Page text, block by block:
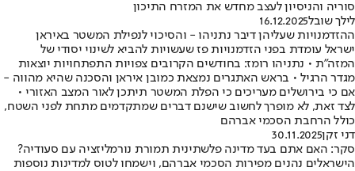
סוריה והניסיון לעצב מחדש את המזרח התיכון
לילך שובל16.12.2025
ההזדמנויות שעליהן דיבר נתניהו - והסיכוי לנפילת המשטר באיראן
ישראל עומדת בפני הזדמנויות פז שעשויות להביא לשינוי יסודי של
המזה"ת • נתניהו רומז: בחודשים הקרובים צפויות התפתחויות יוצאות
מגדר הרגיל • בראש האתגרים נמצאת כמובן איראן והסכנה שהיא מהווה -
אם כי בירושלים מעריכים כי הפלת המשטר תיתכן לאור המצב האזורי •
לצד זאת, לא מופרך לחשוב שישנם דברים שמתקדמים מתחת לפני השטח,
כולל הרחבת הסכמי אברהם
דני זקן30.11.2025
סקר: האם אתם בעד מדינה פלשתינית תמורת נורמליזציה עם סעודיה?
הישראלים נהנים מפירות הסכמי אברהם, וישמחו לטוס למדינות נוספות